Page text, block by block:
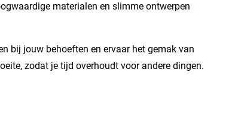
materialen en slimme ontwerpen
bij jouw behoeften en ervaar het gemak van
zodat je tijd overhoudt voor andere dingen.